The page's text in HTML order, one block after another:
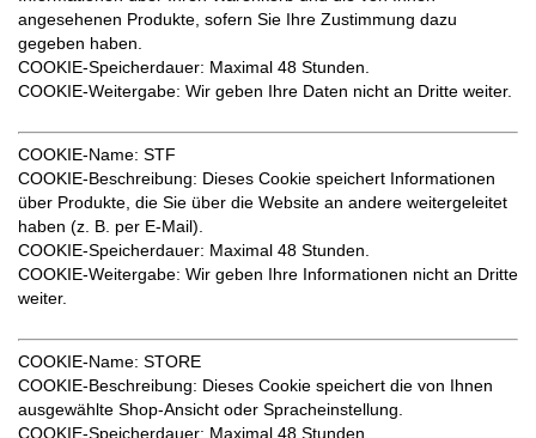
angesehenen Produkte, sofern Sie Ihre Zustimmung dazu
gegeben haben.
COOKIE-Speicherdauer: Maximal 48 Stunden.
COOKIE-Weitergabe: Wir geben Ihre Daten nicht an Dritte weiter.
COOKIE-Name: STF
COOKIE-Beschreibung: Dieses Cookie speichert Informationen
über Produkte, die Sie über die Website an andere weitergeleitet
haben (z. B. per E-Mail).
COOKIE-Speicherdauer: Maximal 48 Stunden.
COOKIE-Weitergabe: Wir geben Ihre Informationen nicht an Dritte
weiter.
COOKIE-Name: STORE
COOKIE-Beschreibung: Dieses Cookie speichert die von Ihnen
ausgewählte Shop-Ansicht oder Spracheinstellung.
COOKIE-Speicherdauer: Maximal 48 Stunden.